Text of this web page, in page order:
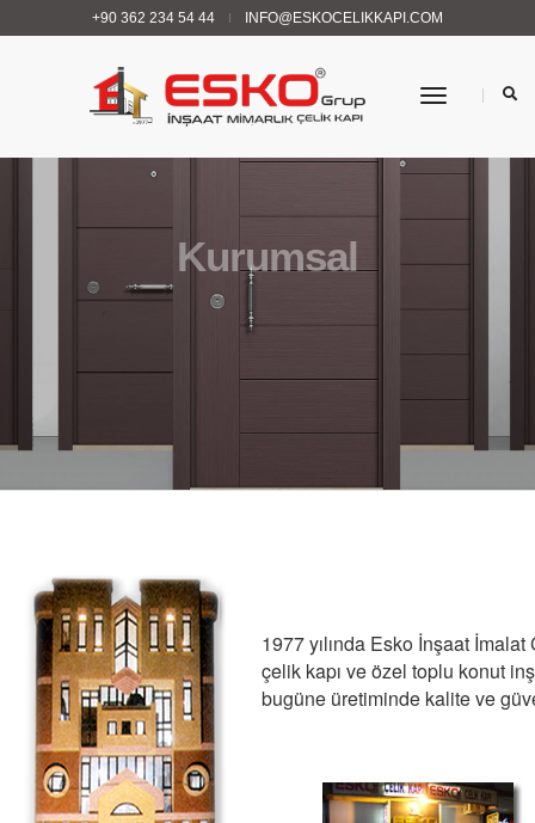
+90 362 234 54 44 INFO@ESKOCELIKKAPI.COM
Menü
Kurumsal
1977 yılında Esko İnşaat
çelik kapı ve özel toplu konut
bugüne üretiminde kalite ve